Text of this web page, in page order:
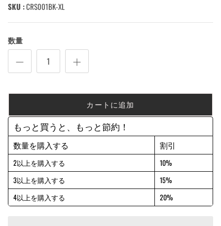
SKU :CRS001BK-XL
数量
カートに追加
もっと買うと、もっと節約！
数量を購入する 割引
2以上を購入する
10%
3以上を購入する
15%
4以上を購入する
20%